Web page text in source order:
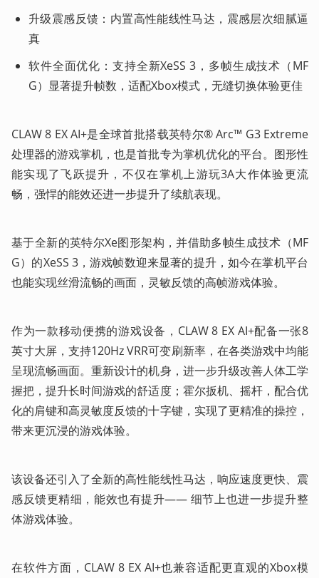
升级震感反馈：内置高性能线性马达，震感层次细腻逼
真
软件全面优化：支持全新XeSS 3，多帧生成技术（MF
G）显著提升帧数，适配Xbox模式，无缝切换体验更佳
CLAW 8 EX AI+是全球首批搭载英特尔® Arc™ G3 Extreme
处理器的游戏掌机，也是首批专为掌机优化的平台。图形性
能实现了飞跃提升，不仅在掌机上游玩3A大作体验更流
畅，强悍的能效还进一步提升了续航表现。
基于全新的英特尔Xe图形架构，并借助多帧生成技术（MF
G）的XeSS 3，游戏帧数迎来显著的提升，如今在掌机平台
也能实现丝滑流畅的画面，灵敏反馈的高帧游戏体验。
作为一款移动便携的游戏设备，CLAW 8 EX AI+配备一张8
英寸大屏，支持120Hz VRR可变刷新率，在各类游戏中均能
呈现流畅画面。重新设计的机身，进一步升级改善人体工学
握把，提升长时间游戏的舒适度；霍尔扳机、摇杆，配合优
化的肩键和高灵敏度反馈的十字键，实现了更精准的操控，
带来更沉浸的游戏体验。
该设备还引入了全新的高性能线性马达，响应速度更快、震
感反馈更精细，能效也有提升—— 细节上也进一步提升整
体游戏体验。
在软件方面，CLAW 8 EX AI+也兼容适配更直观的Xbox模